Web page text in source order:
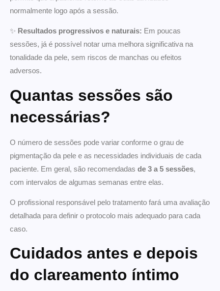
normalmente logo após a sessão.
✨ Resultados progressivos e naturais: Em poucas
sessões, já é possível notar uma melhora significativa na
tonalidade da pele, sem riscos de manchas ou efeitos
adversos.
Quantas sessões são
necessárias?
O número de sessões pode variar conforme o grau de
pigmentação da pele e as necessidades individuais de cada
paciente. Em geral, são recomendadas de 3 a 5 sessões,
com intervalos de algumas semanas entre elas.
O profissional responsável pelo tratamento fará uma avaliação
detalhada para definir o protocolo mais adequado para cada
caso.
Cuidados antes e depois
do clareamento íntimo